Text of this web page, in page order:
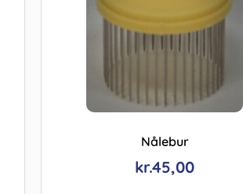
Nålebur
kr.45,00